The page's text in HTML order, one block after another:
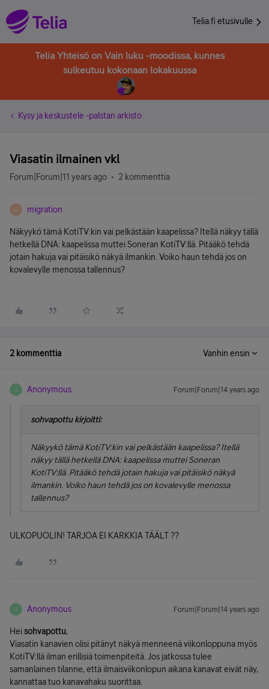
Telia.fi etusivulle
Telia Yhteisö on Vain luku -moodissa, kunnes
sulkeutuu kokonaan lokakuussa
Kysy ja keskustele -palstan arkisto
Viasatin ilmainen vkl
Forum|Forum|11 years ago 2 kommenttia
M migration
Näkyykö tämä KotiTV:kin vai pelkästään kaapelissa? Itellä näkyy tällä
hetkellä DNA: kaapelissa muttei Soneran KotiTV:llä. Pitääkö tehdä
jotain hakuja vai pitäisikö näkyä ilmankin. Voiko haun tehdä jos on
kovalevylle menossa tallennus?
2 kommenttia Vanhin ensin
A Anonymous Forum|Forum|14 years ago
sohvapottu kirjoitti:
Näkyykö tämä KotiTV:kin vai pelkästään kaapelissa? Itellä
näkyy tällä hetkellä DNA: kaapelissa muttei Soneran
KotiTV:llä. Pitääkö tehdä jotain hakuja vai pitäisikö näkyä
ilmankin. Voiko haun tehdä jos on kovalevylle menossa
tallennus?
ULKOPUOLIN! TARJOA EI KARKKIA TÄÄLT ??
A Anonymous Forum|Forum|14 years ago
Heisohvapottu,
Viasatin kanavien olisi pitänyt näkyä menneenä viikonloppuna myös
KotiTV:llä ilman erillisiä toimenpiteitä. Jos jatkossa tulee
samanlainen tilanne, että ilmaisviikonlopun aikana kanavat eivät näy,
kannattaa tuo kanavahaku suorittaa.